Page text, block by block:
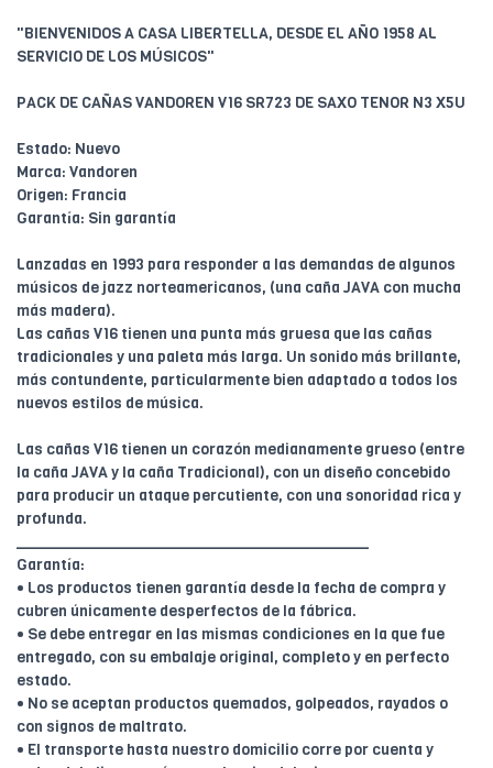
"BIENVENIDOS A CASA LIBERTELLA, DESDE EL AÑO 1958 AL
SERVICIO DE LOS MÚSICOS"
PACK DE CAÑAS VANDOREN V16 SR723 DE SAXO TENOR N3 X5U
Estado: Nuevo
Marca: Vandoren
Origen: Francia
Garantía: Sin garantía
Lanzadas en 1993 para responder a las demandas de algunos
músicos de jazz norteamericanos, (una caña JAVA con mucha
más madera).
Las cañas V16 tienen una punta más gruesa que las cañas
tradicionales y una paleta más larga. Un sonido más brillante,
más contundente, particularmente bien adaptado a todos los
nuevos estilos de música.
Las cañas V16 tienen un corazón medianamente grueso (entre
la caña JAVA y la caña Tradicional), con un diseño concebido
para producir un ataque percutiente, con una sonoridad rica y
profunda.
________________________________________
Garantía:
• Los productos tienen garantía desde la fecha de compra y
cubren únicamente desperfectos de la fábrica.
• Se debe entregar en las mismas condiciones en la que fue
entregado, con su embalaje original, completo y en perfecto
estado.
• No se aceptan productos quemados, golpeados, rayados o
con signos de maltrato.
• El transporte hasta nuestro domicilio corre por cuenta y